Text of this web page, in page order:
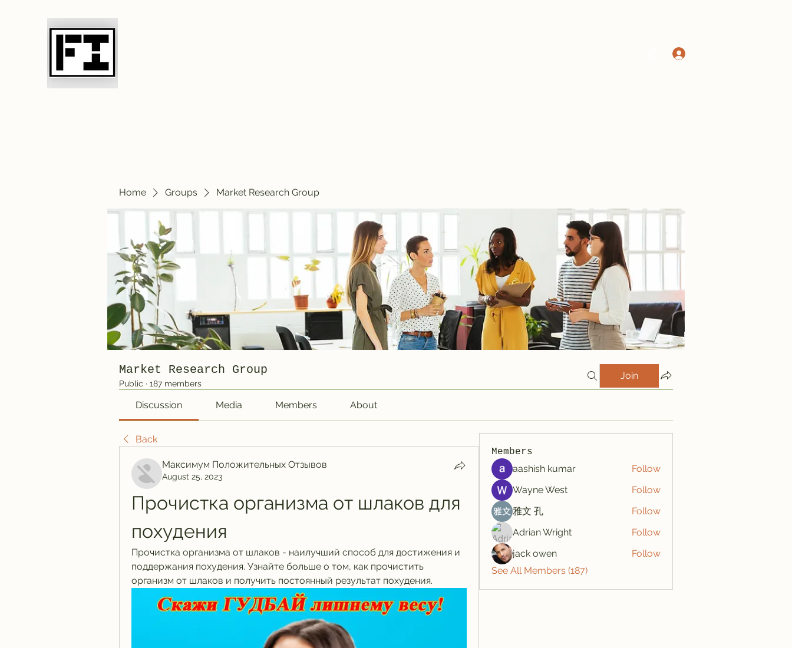
Home Groups Market Research Group
Market Research Group
Public · 187 members
Join
Discussion Media Members About
Back
Максимум Положительных Отзывов
August 25, 2023
Прочистка организма от шлаков для
похудения
Прочистка организма от шлаков - наилучший способ для достижения и
поддержания похудения. Узнайте больше о том, как прочистить
организм от шлаков и получить постоянный результат похудения.
Members
aashish kumar
Follow
Wayne West
Follow
雅文 孔
Follow
Adrian Wright
Follow
jack owen
Follow
See All Members (187)